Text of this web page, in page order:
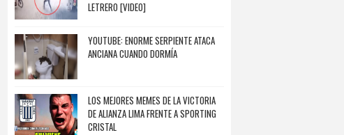
LETRERO [VIDEO]
YOUTUBE: ENORME SERPIENTE ATACA
ANCIANA CUANDO DORMÍA
LOS MEJORES MEMES DE LA VICTORIA
DE ALIANZA LIMA FRENTE A SPORTING
CRISTAL